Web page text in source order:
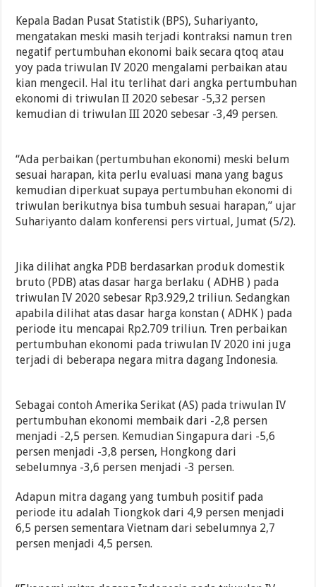
Kepala Badan Pusat Statistik (BPS), Suhariyanto,
mengatakan meski masih terjadi kontraksi namun tren
negatif pertumbuhan ekonomi baik secara qtoq atau
yoy pada triwulan IV 2020 mengalami perbaikan atau
kian mengecil. Hal itu terlihat dari angka pertumbuhan
ekonomi di triwulan II 2020 sebesar -5,32 persen
kemudian di triwulan III 2020 sebesar -3,49 persen.
“Ada perbaikan (pertumbuhan ekonomi) meski belum
sesuai harapan, kita perlu evaluasi mana yang bagus
kemudian diperkuat supaya pertumbuhan ekonomi di
triwulan berikutnya bisa tumbuh sesuai harapan,” ujar
Suhariyanto dalam konferensi pers virtual, Jumat (5/2).
Jika dilihat angka PDB berdasarkan produk domestik
bruto (PDB) atas dasar harga berlaku ( ADHB ) pada
triwulan IV 2020 sebesar Rp3.929,2 triliun. Sedangkan
apabila dilihat atas dasar harga konstan ( ADHK ) pada
periode itu mencapai Rp2.709 triliun. Tren perbaikan
pertumbuhan ekonomi pada triwulan IV 2020 ini juga
terjadi di beberapa negara mitra dagang Indonesia.
Sebagai contoh Amerika Serikat (AS) pada triwulan IV
pertumbuhan ekonomi membaik dari -2,8 persen
menjadi -2,5 persen. Kemudian Singapura dari -5,6
persen menjadi -3,8 persen, Hongkong dari
sebelumnya -3,6 persen menjadi -3 persen.
Adapun mitra dagang yang tumbuh positif pada
periode itu adalah Tiongkok dari 4,9 persen menjadi
6,5 persen sementara Vietnam dari sebelumnya 2,7
persen menjadi 4,5 persen.